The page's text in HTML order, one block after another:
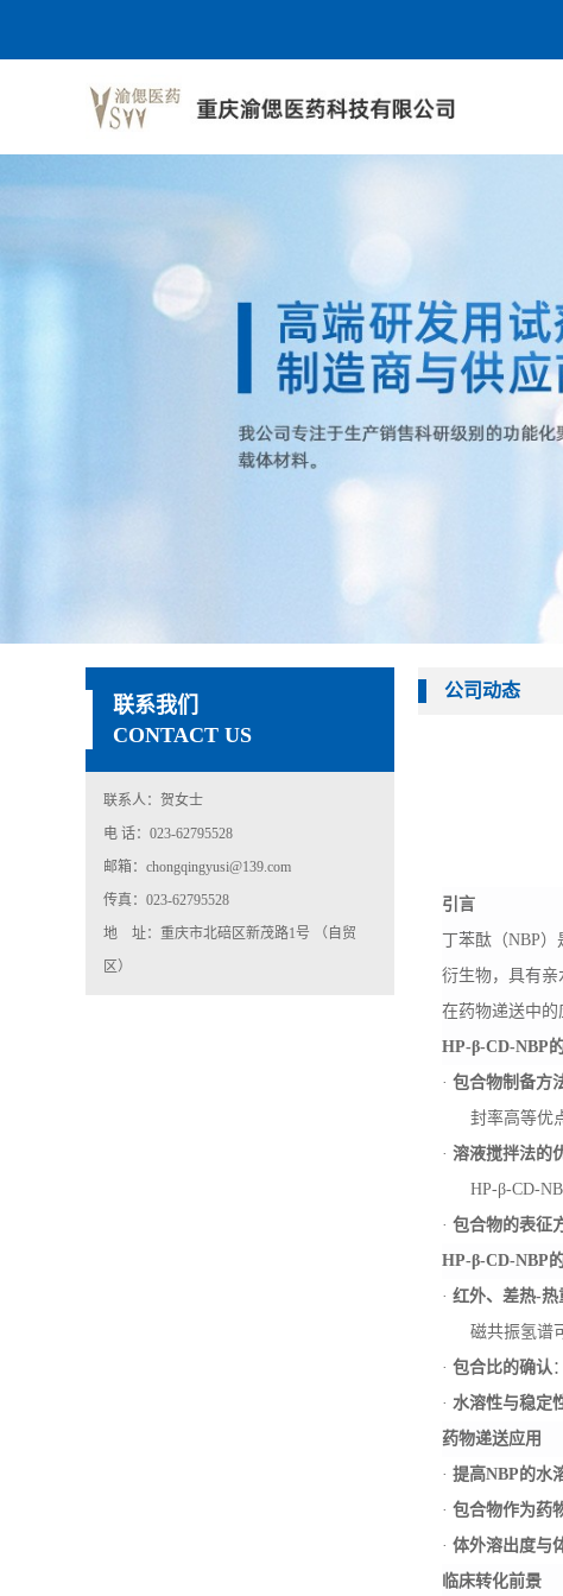
联系我们
CONTACT US
联系人：贺女士
电 话：023-62795528
邮箱：chongqingyusi@139.com
传真：023-62795528
地 址：重庆市北碚区新茂路1号 （自贸
区）
公司动态
引言
丁苯酞（NBP）
衍生物，具有亲
在药物递送中的
HP-β-CD-NBP
· 包合物制备方
封率高等优
· 溶液搅拌法的
HP-β-CD-
· 包合物的表征
HP-β-CD-NBP
· 红外、差热-热
磁共振氢谱
· 包合比的确认
· 水溶性与稳定
药物递送应用
· 提高NBP的水
· 包合物作为药
· 体外溶出度与
临床转化前景